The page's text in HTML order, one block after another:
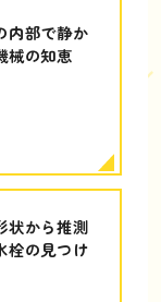
内部で静か
械の知恵
状から推測
栓の見つけ